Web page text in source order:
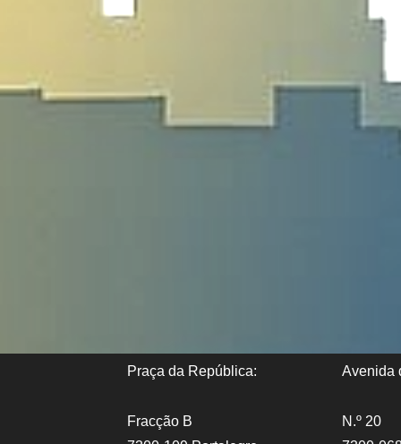
Praça da República: Avenida
Fracção B
N.º 20